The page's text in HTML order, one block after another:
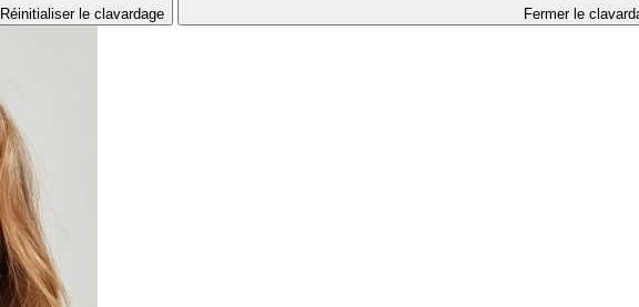
Réinitialiser le clavardage Fermer le